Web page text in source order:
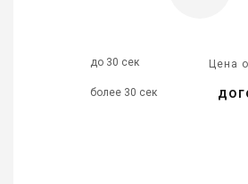
до 30 сек Цена
более 30 сек